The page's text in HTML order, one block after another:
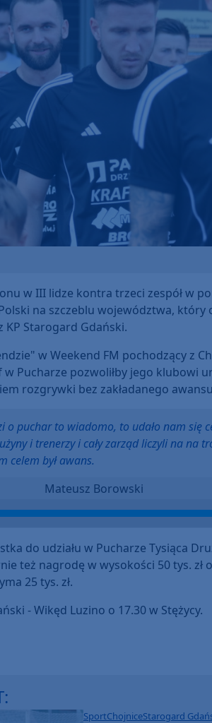
w III lidze kontra trzeci zespół w
na szczeblu województwa, który
KP Starogard Gdański.
w Weekend FM pochodzący z
Pucharze pozwoliłby jego klubowi
rozgrywki bez zakładanego
o puchar to wiadomo, to udało nam się
i trenerzy i cały zarząd liczyli na na
celem był awans.
Mateusz Borowski
do udziału w Pucharze Tysiąca
też nagrodę w wysokości 50 tys.
25 tys. zł.
- Wikęd Luzino o 17.30 w Stężycy.
SportChojniceStarogard